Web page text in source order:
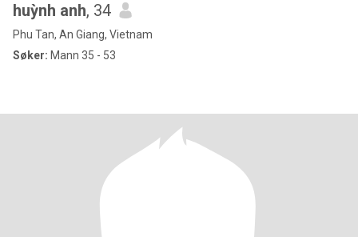
huỳnh anh, 34
Phu Tan, An Giang, Vietnam
Søker: Mann 35 - 53